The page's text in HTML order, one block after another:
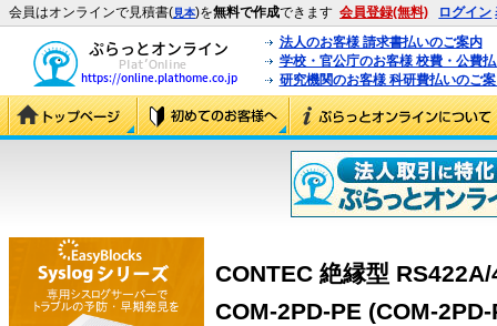
会員はオンラインで見積書(見本)を無料で作成できます 会員登録(無料) ログイン
法人のお客様 請求書払いのご案内
学校・官公庁のお客様 校費・公費
研究機関のお客様 科研費払いのご
CONTEC 絶縁型
COM-2PD-PE (COM-2PD-